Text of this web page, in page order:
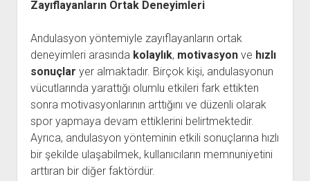
Zayıflayanların Ortak Deneyimleri
Andulasyon yöntemiyle zayıflayanların ortak
deneyimleri arasında kolaylık, motivasyonve hızlı
sonuçlar yer almaktadır. Birçok kişi, andulasyonun
vücutlarında yarattığı olumlu etkileri fark ettikten
sonra motivasyonlarının arttığını ve düzenli olarak
spor yapmaya devam ettiklerini belirtmektedir.
Ayrıca, andulasyon yönteminin etkili sonuçlarına hızlı
bir şekilde ulaşabilmek, kullanıcıların memnuniyetini
arttıran bir diğer faktördür.